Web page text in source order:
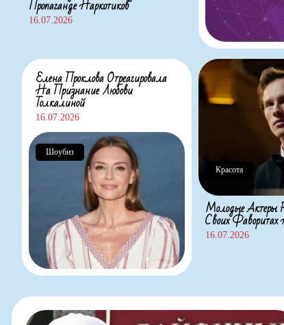
Пропаганде Наркотиков
16.07.2026
Елена Проклова Отреагировала
На Признание Любови
Толкалиной
16.07.2026
Шоубиз
Красота
Молодые Актеры
Своих
16.07.2026